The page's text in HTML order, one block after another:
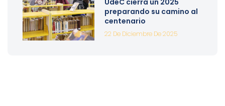
preparando su camino al
centenario
22 De Diciembre De 2025